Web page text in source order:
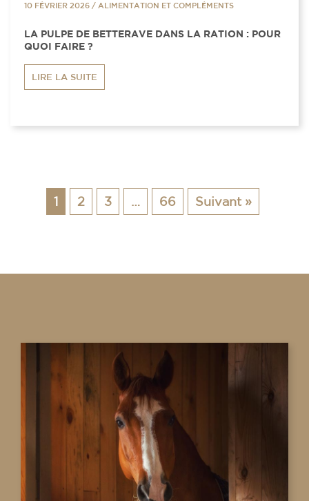
10 FÉVRIER 2026 / ALIMENTATION ET COMPLÉMENTS
LA PULPE DE BETTERAVE DANS LA RATION : POUR
QUOI FAIRE ?
LIRE LA SUITE
1 2 3 … 66 Suivant »